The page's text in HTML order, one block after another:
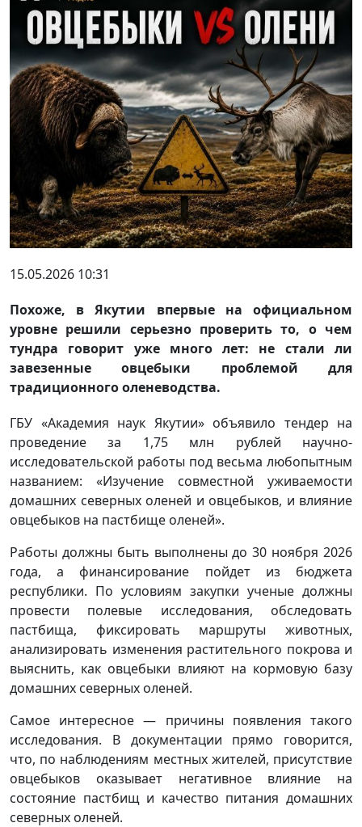
15.05.2026 10:31
Похоже, в Якутии впервые на официальном
уровне решили серьезно проверить то, о чем
тундра говорит уже много лет: не стали ли
завезенные овцебыки проблемой для
традиционного оленеводства.
ГБУ «Академия наук Якутии» объявило тендер на
проведение за 1,75 млн рублей научно-
исследовательской работы под весьма любопытным
названием: «Изучение совместной уживаемости
домашних северных оленей и овцебыков, и влияние
овцебыков на пастбище оленей».
Работы должны быть выполнены до 30 ноября 2026
года, а финансирование пойдет из бюджета
республики. По условиям закупки ученые должны
провести полевые исследования, обследовать
пастбища, фиксировать маршруты животных,
анализировать изменения растительного покрова и
выяснить, как овцебыки влияют на кормовую базу
домашних северных оленей.
Самое интересное — причины появления такого
исследования. В документации прямо говорится,
что, по наблюдениям местных жителей, присутствие
овцебыков оказывает негативное влияние на
состояние пастбищ и качество питания домашних
северных оленей.